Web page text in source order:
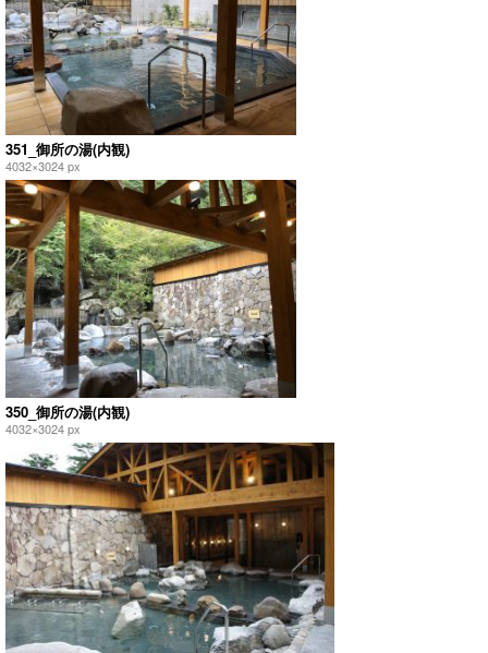
351_御所の湯(内観)
4032×3024 px
350_御所の湯(内観)
4032×3024 px